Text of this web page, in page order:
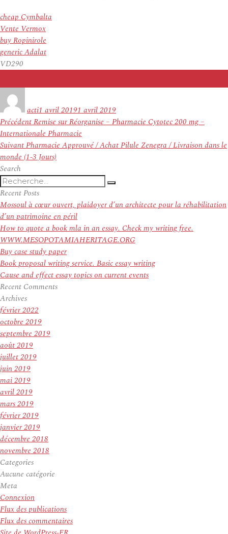
cheap Cymbalta
Vente Vermox
buy Ropinirole
generic Adalat
VD290
actile
1 avril 20191 avril 2019
Navigation
de
l’article
PrécédentArticle
précédent :
Remise sur Réorganise – Pharmacie Cytotec 200 mg –
Internationale Pharmacie
SuivantArticle
suivant :
Pharmacie Approuvé / Achat Pilule Zenegra / Livraison dans le
monde (1-3 Jours)
Search
Recherche
pour
:
Recherche
Recent Posts
Mossoul à cœur ouvert, plaidoyer d’un architecte pour la réhabilitation
d’un patrimoine en péril
How to quote a book mla in an essay. Check my writing free.
WWW.MESOPOTAMIAHERITAGE.ORG
Buy case study paper
Book proposal writing service. Basic essay writing
Cause and effect essay topics on current events
Recent Comments
Archives
février 2022
octobre 2019
septembre 2019
août 2019
juillet 2019
juin 2019
mai 2019
avril 2019
mars 2019
février 2019
janvier 2019
décembre 2018
novembre 2018
Categories
Aucune catégorie
Meta
Connexion
Flux des publications
Flux des commentaires